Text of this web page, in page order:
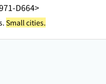
D664>
Small cities.